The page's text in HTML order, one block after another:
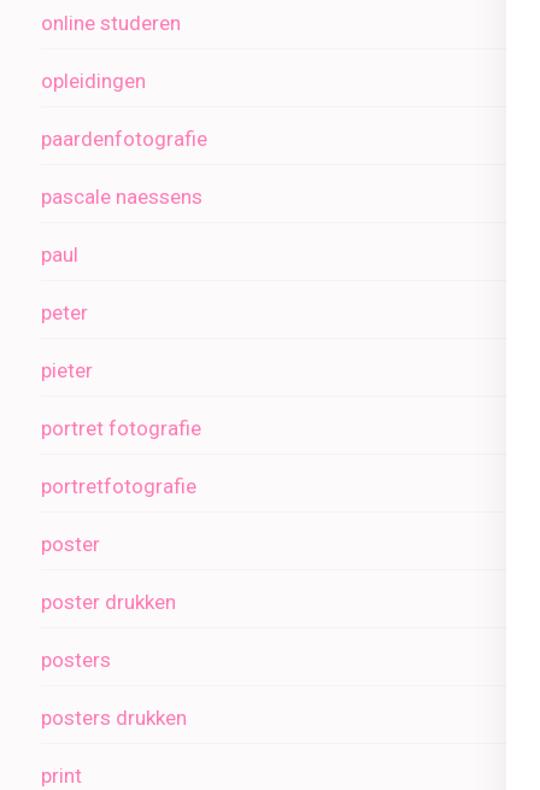
online studeren
opleidingen
paardenfotografie
pascale naessens
paul
peter
pieter
portret fotografie
portretfotografie
poster
poster drukken
posters
posters drukken
print